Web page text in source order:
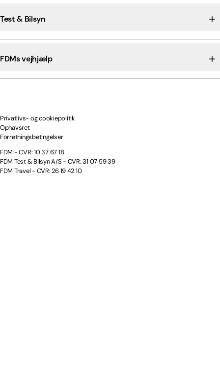
Test & Bilsyn
FDMs vejhjælp
Privatlivs- og cookiepolitik
Ophavsret
Forretningsbetingelser
FDM - CVR: 10 37 67 18
FDM Test & Bilsyn A/S - CVR: 31 07 59 39
FDM Travel - CVR: 26 19 42 10